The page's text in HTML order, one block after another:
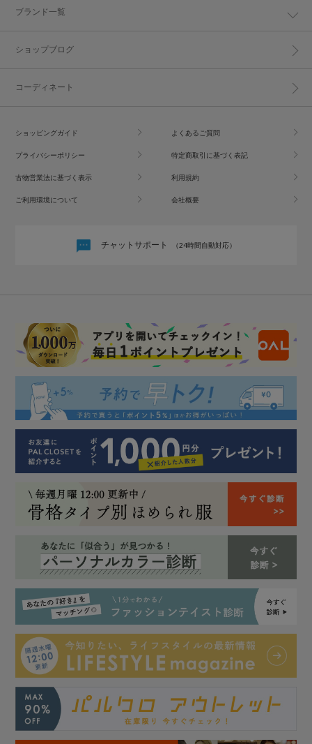
ブランド一覧
ショップブログ
コーディネート
ショッピングガイド よくあるご質問
プライバシーポリシー 特定商取引に基づく表記
古物営業法に基づく表示 利用規約
ご利用環境について 会社概要
チャットサポート （24時間自動対応）